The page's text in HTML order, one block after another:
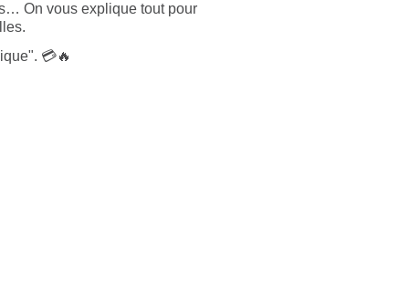
On vous explique tout pour
💳🔥